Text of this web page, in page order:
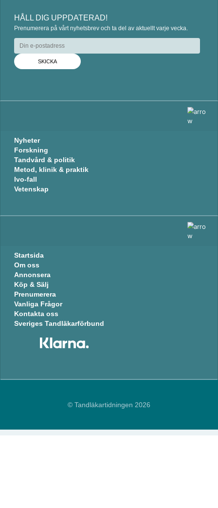
n
k
e
I
n
c
e
b
o
k
a
i
l
HÅLL DIG UPPDATERAD!
Prenumerera på vårt nyhetsbrev och ta del av aktuellt varje vecka.
Nyheter
Forskning
Tandvård & politik
Metod, klinik & praktik
Ivo-fall
Vetenskap
Startsida
Om oss
Annonsera
Köp & Sälj
Prenumerera
Vanliga Frågor
Kontakta oss
Sveriges Tandläkarförbund
© Tandläkartidningen 2026